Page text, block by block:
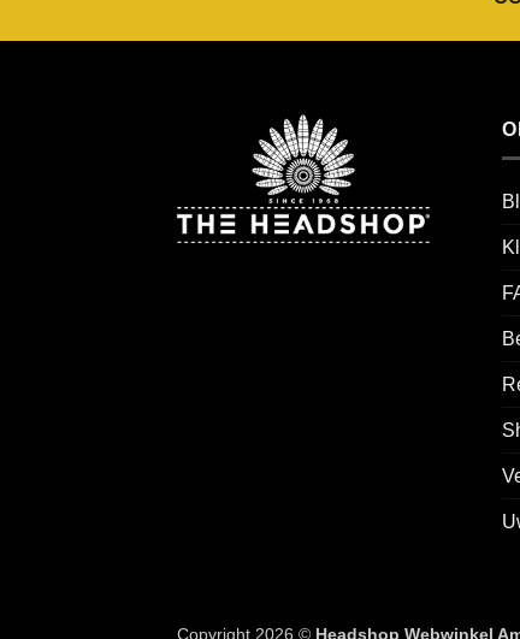
Copyright 2026 © Headshop Webwinkel